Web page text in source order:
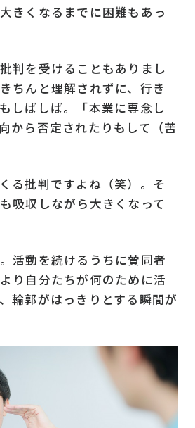
きくなるまでに困難もあっ
判を受けることもありまし
ちんと理解されずに、行き
しばしば。「本業に専念し
から否定されたりもして（苦
る批判ですよね（笑）。そ
吸収しながら大きくなって
活動を続けるうちに賛同者
り自分たちが何のために活
輪郭がはっきりとする瞬間が